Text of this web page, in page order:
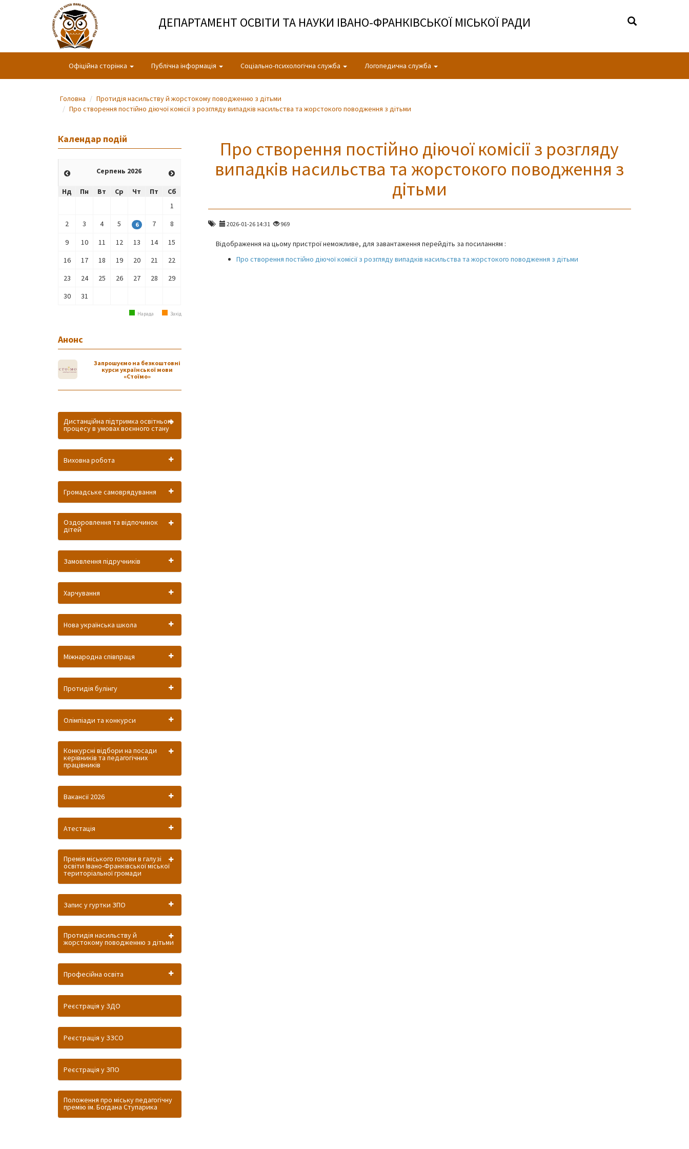
ДЕПАРТАМЕНТ ОСВІТИ ТА НАУКИ ІВАНО-ФРАНКІВСЬКОЇ МІСЬКОЇ РАДИ
Офіційна сторінка Публічна інформація Соціально-психологічна служба Логопедична служба
Головна
Протидія насильству й жорстокому поводженню з дітьми
Про створення постійно діючої комісії з розгляду випадків насильства та жорстокого поводження з дітьми
Календар подій
Серпень 2026
Нд Пн Вт Ср Чт Пт
Сб
1
2
3 4 5 6 7
8
9
10 11 12 13 14
15
16
17 18 19 20 21
22
23
24 25 26 27 28
29
30
31
Нарада Захід
Анонс
Запрошуємо на безкоштовні
курси української мови
«Стоїмо»
Дистанційна підтримка освітнього
процесу в умовах воєнного стану
Виховна робота
Громадське самоврядування
Оздоровлення та відпочинок
дітей
Замовлення підручників
Харчування
Нова українська школа
Міжнародна співпраця
Протидія булінгу
Олімпіади та конкурси
Конкурсні відбори на посади
керівників та педагогічних
працівників
Вакансії 2026
Атестація
Премія міського голови в галузі
освіти Івано-Франківської міської
територіальної громади
Запис у гуртки ЗПО
Протидія насильству й
жорстокому поводженню з дітьми
Професійна освіта
Реєстрація у ЗДО
Реєстрація у ЗЗСО
Реєстрація у ЗПО
Положення про міську педагогічну
премію ім. Богдана Ступарика
Про створення постійно діючої комісії з розгляду
випадків насильства та жорстокого поводження з
дітьми
2026-01-26 14:31 969
Відображення на цьому пристрої неможливе, для завантаження перейдіть за посиланням :
Про створення постійно діючої комісії з розгляду випадків насильства та жорстокого поводження з дітьми